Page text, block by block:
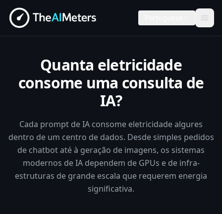
Quanta eletricidade
consome uma consulta de
IA?
Cada prompt de IA consome eletricidade algures
dentro de um centro de dados. Desde simples pedidos
de chatbot até à geração de imagens, os sistemas
modernos de IA dependem de GPUs e de infra-
estruturas de grande escala que requerem energia
significativa.